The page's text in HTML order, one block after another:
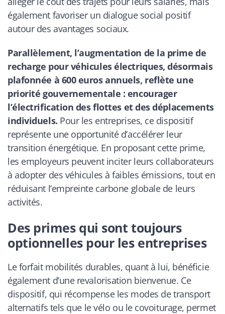
également favoriser un dialogue social positif
autour des avantages sociaux.
Parallèlement, l’augmentation de la prime de
recharge pour véhicules électriques, désormais
plafonnée à 600 euros annuels, reflète une
priorité gouvernementale : encourager
l’électrification des flottes et des déplacements
individuels. Pour les entreprises, ce dispositif
représente une opportunité d’accélérer leur
transition énergétique. En proposant cette prime,
les employeurs peuvent inciter leurs collaborateurs
à adopter des véhicules à faibles émissions, tout en
réduisant l’empreinte carbone globale de leurs
activités.
Des primes qui sont toujours
optionnelles pour les entreprises
Le forfait mobilités durables, quant à lui, bénéficie
également d’une revalorisation bienvenue. Ce
dispositif, qui récompense les modes de transport
alternatifs tels que le vélo ou le covoiturage, permet